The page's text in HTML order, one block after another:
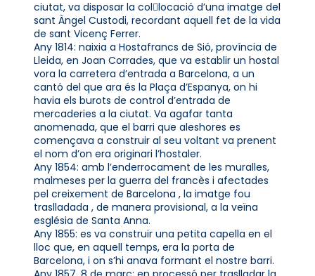
ciutat, va disposar la collocació d’una imatge del
sant Àngel Custodi, recordant aquell fet de la vida
de sant Vicenç Ferrer.
Any 1814: naixia a Hostafrancs de Sió, província de
Lleida, en Joan Corrades, que va establir un hostal
vora la carretera d’entrada a Barcelona, a un
cantó del que ara és la Plaça d’Espanya, on hi
havia els burots de control d’entrada de
mercaderies a la ciutat. Va agafar tanta
anomenada, que el barri que aleshores es
començava a construir al seu voltant va prenent
el nom d’on era originari l’hostaler.
Any 1854: amb l’enderrocament de les muralles,
malmeses per la guerra del francès i afectades
pel creixement de Barcelona , la imatge fou
traslladada , de manera provisional, a la veïna
església de Santa Anna.
Any 1855: es va construir una petita capella en el
lloc que, en aquell temps, era la porta de
Barcelona, i on s’hi anava formant el nostre barri.